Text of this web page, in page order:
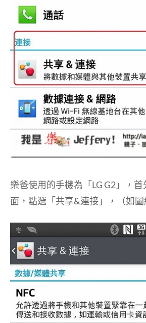
樂爸使用的手機為「LG G2」，
面，點選「共享&連接」，（如圖